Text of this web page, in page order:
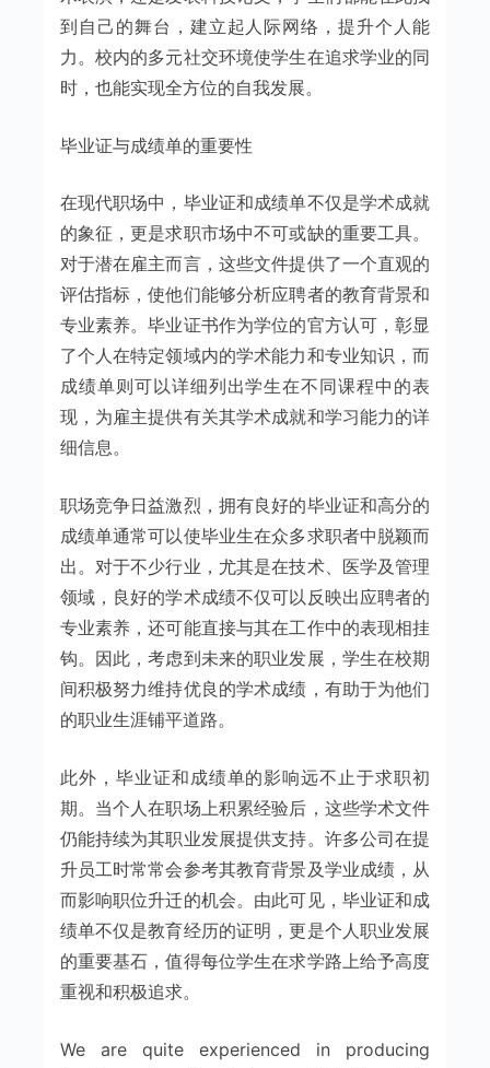
到自己的舞台，建立起人际网络，提升个人能
力。校内的多元社交环境使学生在追求学业的同
时，也能实现全方位的自我发展。
毕业证与成绩单的重要性
在现代职场中，毕业证和成绩单不仅是学术成就
的象征，更是求职市场中不可或缺的重要工具。
对于潜在雇主而言，这些文件提供了一个直观的
评估指标，使他们能够分析应聘者的教育背景和
专业素养。毕业证书作为学位的官方认可，彰显
了个人在特定领域内的学术能力和专业知识，而
成绩单则可以详细列出学生在不同课程中的表
现，为雇主提供有关其学术成就和学习能力的详
细信息。
职场竞争日益激烈，拥有良好的毕业证和高分的
成绩单通常可以使毕业生在众多求职者中脱颖而
出。对于不少行业，尤其是在技术、医学及管理
领域，良好的学术成绩不仅可以反映出应聘者的
专业素养，还可能直接与其在工作中的表现相挂
钩。因此，考虑到未来的职业发展，学生在校期
间积极努力维持优良的学术成绩，有助于为他们
的职业生涯铺平道路。
此外，毕业证和成绩单的影响远不止于求职初
期。当个人在职场上积累经验后，这些学术文件
仍能持续为其职业发展提供支持。许多公司在提
升员工时常常会参考其教育背景及学业成绩，从
而影响职位升迁的机会。由此可见，毕业证和成
绩单不仅是教育经历的证明，更是个人职业发展
的重要基石，值得每位学生在求学路上给予高度
重视和积极追求。
We are quite experienced in producing